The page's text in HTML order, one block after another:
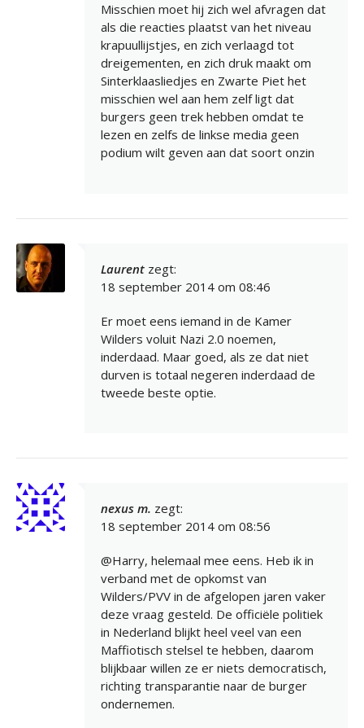
Misschien moet hij zich wel afvragen dat
als die reacties plaatst van het niveau
krapuullijstjes, en zich verlaagd tot
dreigementen, en zich druk maakt om
Sinterklaasliedjes en Zwarte Piet het
misschien wel aan hem zelf ligt dat
burgers geen trek hebben omdat te
lezen en zelfs de linkse media geen
podium wilt geven aan dat soort onzin
Laurent zegt:
18 september 2014 om 08:46
Er moet eens iemand in de Kamer
Wilders voluit Nazi 2.0 noemen,
inderdaad. Maar goed, als ze dat niet
durven is totaal negeren inderdaad de
tweede beste optie.
nexus m. zegt:
18 september 2014 om 08:56
@Harry, helemaal mee eens. Heb ik in
verband met de opkomst van
Wilders/PVV in de afgelopen jaren vaker
deze vraag gesteld. De officiële politiek
in Nederland blijkt heel veel van een
Maffiotisch stelsel te hebben, daarom
blijkbaar willen ze er niets democratisch,
richting transparantie naar de burger
ondernemen.